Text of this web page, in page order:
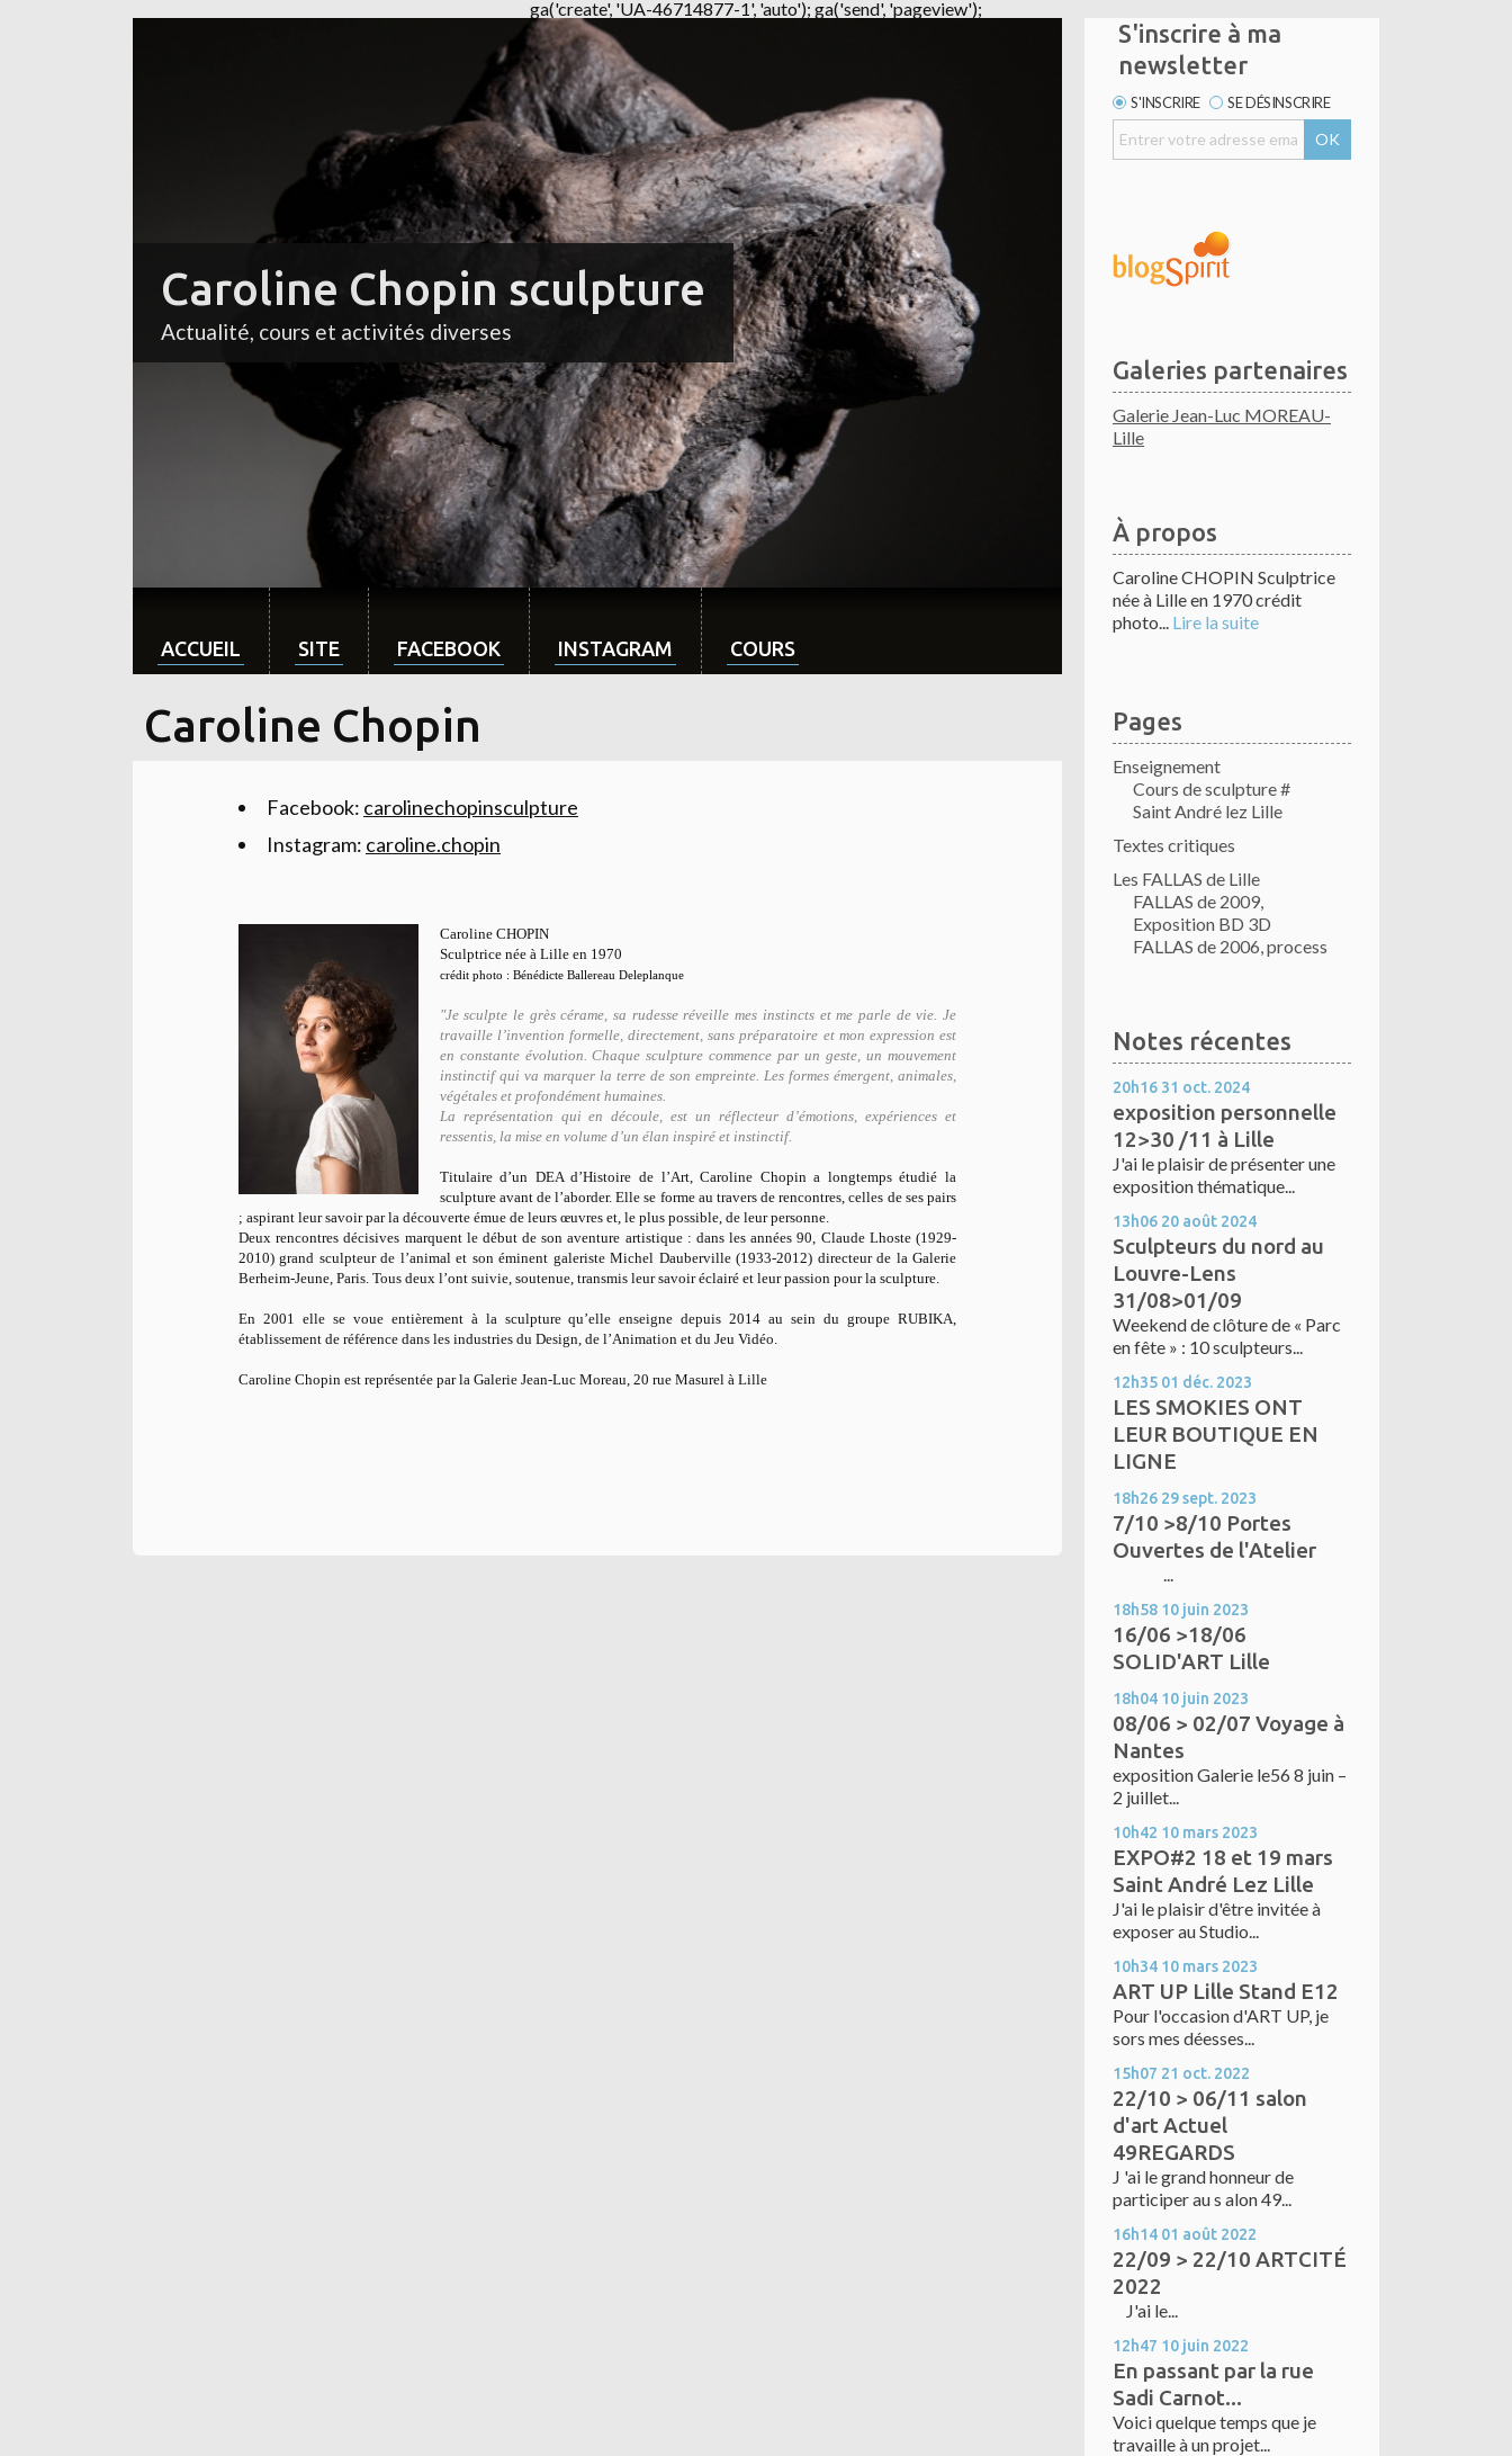
ga('create', 'UA-46714877-1', 'auto'); ga('send', 'pageview');
Caroline Chopin sculpture
Actualité, cours et activités diverses
ACCUEIL SITE FACEBOOK INSTAGRAM COURS
Caroline Chopin
Facebook: carolinechopinsculpture
Instagram: caroline.chopin
Caroline CHOPIN
Sculptrice née à Lille en 1970
crédit photo : Bénédicte Ballereau Deleplanque
"Je sculpte le grès cérame, sa rudesse réveille mes instincts et me parle de vie. Je
travaille l’invention formelle, directement, sans préparatoire et mon expression est
en constante évolution.Chaque sculpture commence par un geste, un mouvement
instinctif qui va marquer la terre de son empreinte. Les formes émergent, animales,
végétales et profondément humaines.
La représentation qui en découle, est un réflecteur d’émotions, expériences et
ressentis, la mise en volume d’un élan inspiré et instinctif.
Titulaire d’un DEA d’Histoire de l’Art, Caroline Chopin a longtemps étudié la
sculpture avant de l’aborder. Elle se forme au travers de rencontres, celles de ses pairs
; aspirant leur savoir par la découverte émue de leurs œuvres et, le plus possible, de leur personne.
Deux rencontres décisives marquent le début de son aventure artistique : dans les années 90, Claude Lhoste (1929-
2010) grand sculpteur de l’animal et son éminent galeriste Michel Dauberville (1933-2012) directeur de la Galerie
Berheim-Jeune, Paris. Tous deux l’ont suivie, soutenue, transmis leur savoir éclairé et leur passion pour la sculpture.
En 2001 elle se voue entièrement à la sculpture qu’elle enseigne depuis 2014 au sein du groupe RUBIKA,
établissement de référence dans les industries du Design, de l’Animation et du Jeu Vidéo.
Caroline Chopin est représentée par la Galerie Jean-Luc Moreau, 20 rue Masurel à Lille
S'inscrire à ma
newsletter
S'INSCRIRE SE DÉSINSCRIRE
Galeries partenaires
Galerie Jean-Luc MOREAU-
Lille
À propos
Caroline CHOPIN Sculptrice
née à Lille en 1970 crédit
photo...
Lire la suite
Pages
Enseignement
Cours de sculpture #
Saint André lez Lille
Textes critiques
Les FALLAS de Lille
FALLAS de 2009,
Exposition BD 3D
FALLAS de 2006, process
Notes récentes
20h16 31 oct. 2024
exposition personnelle
12>30 /11 à Lille
J'ai le plaisir de présenter une
exposition thématique...
13h06 20 août 2024
Sculpteurs du nord au
Louvre-Lens
31/08>01/09
Weekend de clôture de « Parc
en fête » : 10 sculpteurs...
12h35 01 déc. 2023
LES SMOKIES ONT
LEUR BOUTIQUE EN
LIGNE
18h26 29sept. 2023
7/10 >8/10 Portes
Ouvertes de l'Atelier
18h58 10 juin 2023
16/06 >18/06
SOLID'ART Lille
18h04 10 juin 2023
08/06 > 02/07 Voyage à
Nantes
exposition Galerie le56 8 juin –
2 juillet...
10h42 10 mars 2023
EXPO#2 18 et 19 mars
Saint André Lez Lille
J'ai le plaisir d'être invitée à
exposer au Studio...
10h34 10 mars 2023
ART UP Lille Stand E12
Pour l'occasion d'ART UP, je
sors mes déesses...
15h07 21 oct. 2022
22/10 > 06/11 salon
d'art Actuel
49REGARDS
J 'ai le grand honneur de
participer au s alon 49...
16h14 01 août 2022
22/09 > 22/10 ARTCITÉ
2022
J'ai le...
12h47 10 juin 2022
En passant par la rue
Sadi Carnot...
Voici quelque temps que je
travaille à un projet...